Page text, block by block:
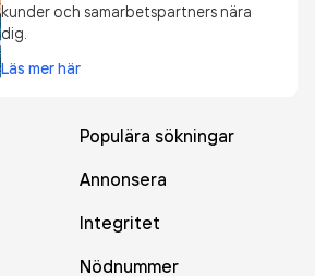
kunder och samarbetspartners nära
dig.
Läs mer här
Populära sökningar
Annonsera
Integritet
Nödnummer